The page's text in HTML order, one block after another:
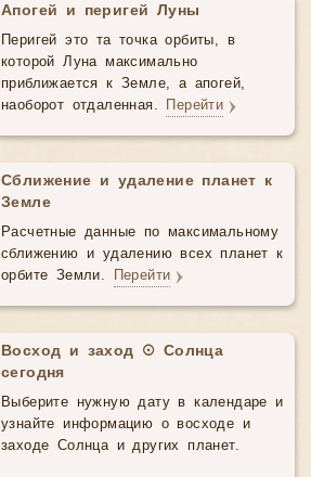
Апогей и перигей Луны
Перигей это та точка орбиты, в
которой Луна максимально
приближается к Земле, а апогей,
наоборот отдаленная.
Перейти
Сближение и удаление планет к
Земле
Расчетные данные по максимальному
сближению и удалению всех планет к
орбите Земли.
Перейти
Восход и заход ☉ Солнца
сегодня
Выберите нужную дату в календаре и
узнайте информацию о восходе и
заходе Солнца и других планет.